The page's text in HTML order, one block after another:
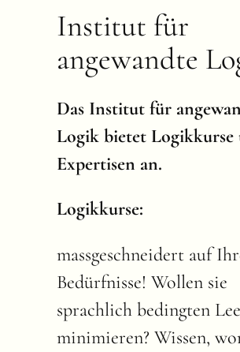
Institut für
angewandte
Das Institut für
Logik bietet Logikkurse
Expertisen an.
Logikkurse:
massgeschneidert auf
Bedürfnisse! Wollen sie
sprachlich bedingten
minimieren? Wissen,